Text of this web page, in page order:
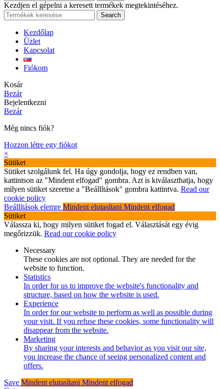
Kezdjen el gépelni a keresett termékek megtekintéséhez.
Search
Kezdőlap
Üzlet
Kapcsolat
Fiókom
Kosár
Bezár
Bejelentkezni
Bezár
Még nincs fiók?
Hozzon létre egy fiókot
×
Sütiket
Sütiket szolgálunk fel. Ha úgy gondolja, hogy ez rendben van,
kattintson az "Mindent elfogad" gombra. Azt is kiválaszthatja, hogy
milyen sütiket szeretne a "Beállítások" gombra kattintva. Read our
cookie policy
Beállítások elemre Mindent elutasítani Mindent elfogad
Sütiket
Válassza ki, hogy milyen sütiket fogad el. Választását egy évig
megőrizzük. Read our cookie policy
Necessary
These cookies are not optional. They are needed for the
website to function.
Statistics
In order for us to improve the website's functionality and
structure, based on how the website is used.
Experience
In order for our website to perform as well as possible during
your visit. If you refuse these cookies, some functionality will
disappear from the website.
Marketing
By sharing your interests and behavior as you visit our site,
you increase the chance of seeing personalized content and
offers.
Save Mindent elutasítani Mindent elfogad